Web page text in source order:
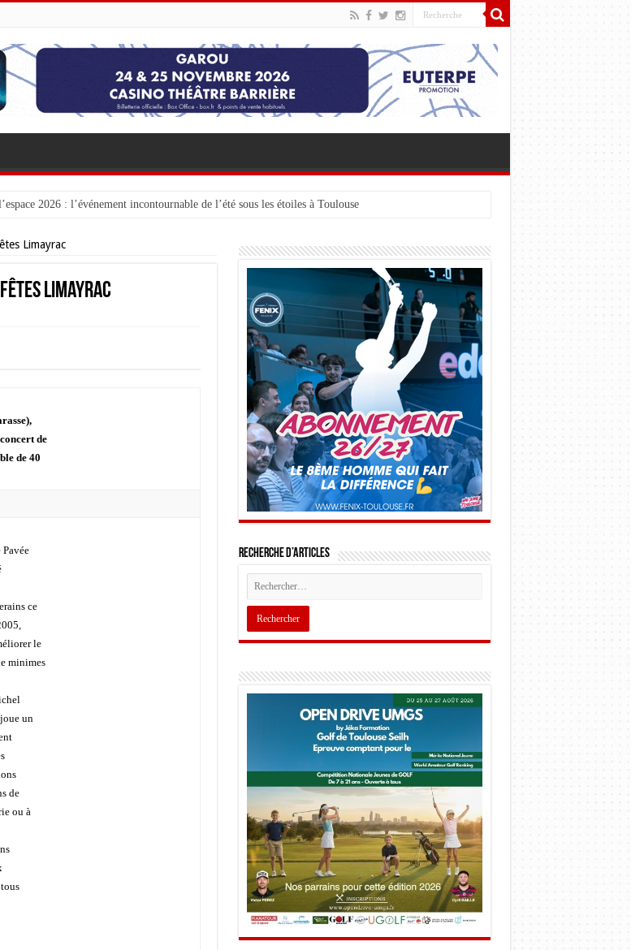
2026 : l’événement incontournable de l’été sous les étoiles à Toulouse
Limayrac
Limayrac
de
de 40
ce
le
minimes
un
de
ou à
Recherche d’articles